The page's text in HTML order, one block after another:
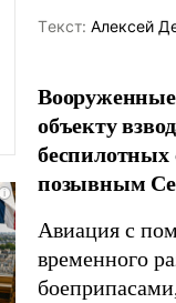
Tекст: Алексей
объекту
позывным
Авиация с
временного